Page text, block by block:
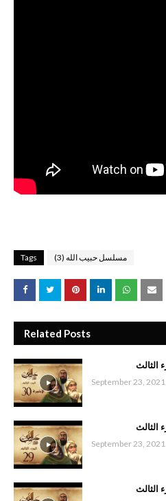
Tags مسلسل حبيب الله (3)
Related Posts
September 23, 2021
September 23, 2021